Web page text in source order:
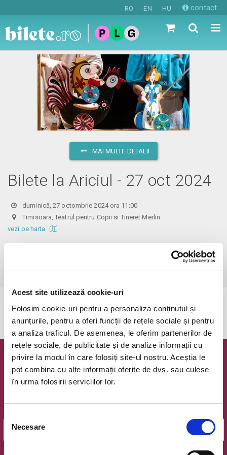
Acest site utilizează cookie-uri
Folosim cookie-uri pentru a personaliza conținutul și
anunțurile, pentru a oferi funcții de rețele sociale și pentru
a analiza traficul. De asemenea, le oferim partenerilor de
rețele sociale, de publicitate și de analize informații cu
privire la modul în care folosiți site-ul nostru. Aceștia le
pot combina cu alte informații oferite de dvs. sau culese
în urma folosirii serviciilor lor.
consimțământului
Necesare
RO EN HU contact
MAI MULTE DETALII
Bilete la Ariciul - 27 oct 2024
duminică, 27 octombrie 2024 ora 11:00
Timisoara, Teatrul pentru Copii si Tineret Merlin
vezi pe harta
Atentie! Biletele comandate si neachitate vor expira in 1 zi!
Copiii peste 2 ani platesc bilet! Biletul de adulti costa 27 RON!
Evenimentul a expirat.
Newsletter @ Bilete.ro
Oferte exclusive si o editie saptamanala cu cele mai noi